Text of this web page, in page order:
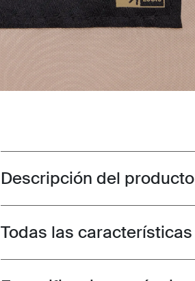
Toggle overview
Descripción del producto
Toggle features
Todas las características